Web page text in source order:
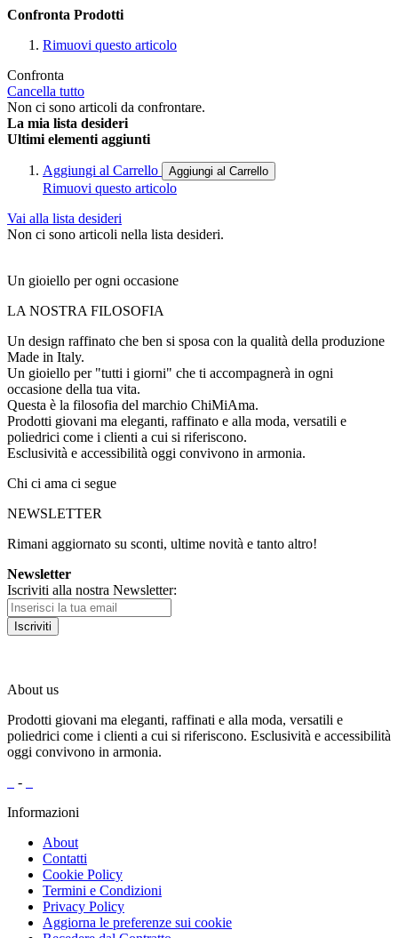
Confronta Prodotti
Rimuovi questo articolo
Confronta
Cancella tutto
Non ci sono articoli da confrontare.
La mia lista desideri
Ultimi elementi aggiunti
Aggiungi al Carrello Aggiungi al Carrello
Rimuovi questo articolo
Vai alla lista desideri
Non ci sono articoli nella lista desideri.
Un gioiello per ogni occasione
LA NOSTRA FILOSOFIA
Un design raffinato che ben si sposa con la qualità della produzione
Made in Italy.
Un gioiello per "tutti i giorni" che ti accompagnerà in ogni
occasione della tua vita.
Questa è la filosofia del marchio ChiMiAma.
Prodotti giovani ma eleganti, raffinato e alla moda, versatili e
poliedrici come i clienti a cui si riferiscono.
Esclusività e accessibilità oggi convivono in armonia.
Chi ci ama ci segue
NEWSLETTER
Rimani aggiornato su sconti, ultime novità e tanto altro!
Newsletter
Iscriviti alla nostra Newsletter:
Iscriviti
About us
Prodotti giovani ma eleganti, raffinati e alla moda, versatili e
poliedrici come i clienti a cui si riferiscono. Esclusività e accessibilità
oggi convivono in armonia.
-
Informazioni
About
Contatti
Cookie Policy
Termini e Condizioni
Privacy Policy
Aggiorna le preferenze sui cookie